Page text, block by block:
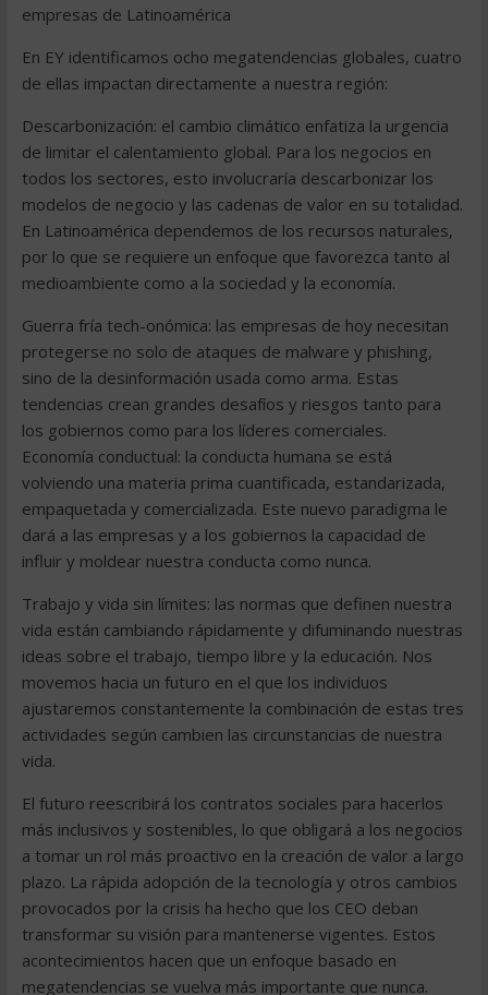
empresas de Latinoamérica
En EY identificamos ocho megatendencias globales, cuatro
de ellas impactan directamente a nuestra región:
Descarbonización: el cambio climático enfatiza la urgencia
de limitar el calentamiento global. Para los negocios en
todos los sectores, esto involucraría descarbonizar los
modelos de negocio y las cadenas de valor en su totalidad.
En Latinoamérica dependemos de los recursos naturales,
por lo que se requiere un enfoque que favorezca tanto al
medioambiente como a la sociedad y la economía.
Guerra fría tech-onómica: las empresas de hoy necesitan
protegerse no solo de ataques de malware y phishing,
sino de la desinformación usada como arma. Estas
tendencias crean grandes desafíos y riesgos tanto para
los gobiernos como para los líderes comerciales.
Economía conductual: la conducta humana se está
volviendo una materia prima cuantificada, estandarizada,
empaquetada y comercializada. Este nuevo paradigma le
dará a las empresas y a los gobiernos la capacidad de
influir y moldear nuestra conducta como nunca.
Trabajo y vida sin límites: las normas que definen nuestra
vida están cambiando rápidamente y difuminando nuestras
ideas sobre el trabajo, tiempo libre y la educación. Nos
movemos hacia un futuro en el que los individuos
ajustaremos constantemente la combinación de estas tres
actividades según cambien las circunstancias de nuestra
vida.
El futuro reescribirá los contratos sociales para hacerlos
más inclusivos y sostenibles, lo que obligará a los negocios
a tomar un rol más proactivo en la creación de valor a largo
plazo. La rápida adopción de la tecnología y otros cambios
provocados por la crisis ha hecho que los CEO deban
transformar su visión para mantenerse vigentes. Estos
acontecimientos hacen que un enfoque basado en
megatendencias se vuelva más importante que nunca.